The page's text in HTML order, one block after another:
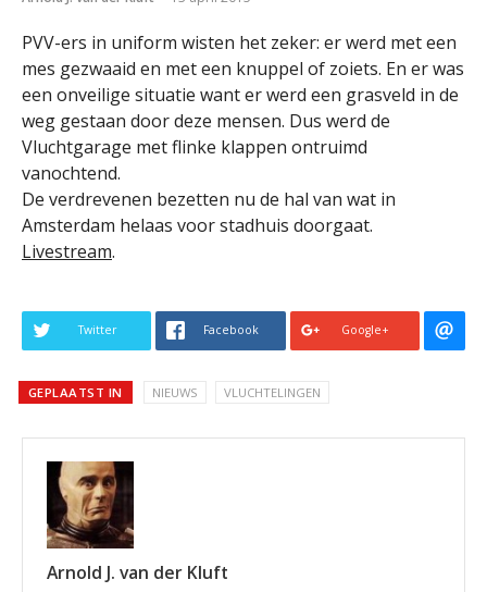
PVV-ers in uniform wisten het zeker: er werd met een
mes gezwaaid en met een knuppel of zoiets. En er was
een onveilige situatie want er werd een grasveld in de
weg gestaan door deze mensen. Dus werd de
Vluchtgarage met flinke klappen ontruimd
vanochtend.
De verdrevenen bezetten nu de hal van wat in
Amsterdam helaas voor stadhuis doorgaat.
Livestream.
Twitter Facebook Google+
GEPLAATST IN NIEUWS VLUCHTELINGEN
Arnold J. van der Kluft